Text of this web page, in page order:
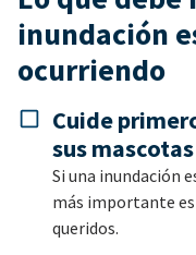
inundación
ocurriendo
Cuide
sus mascotas
Si una inundación
más importante es
queridos.